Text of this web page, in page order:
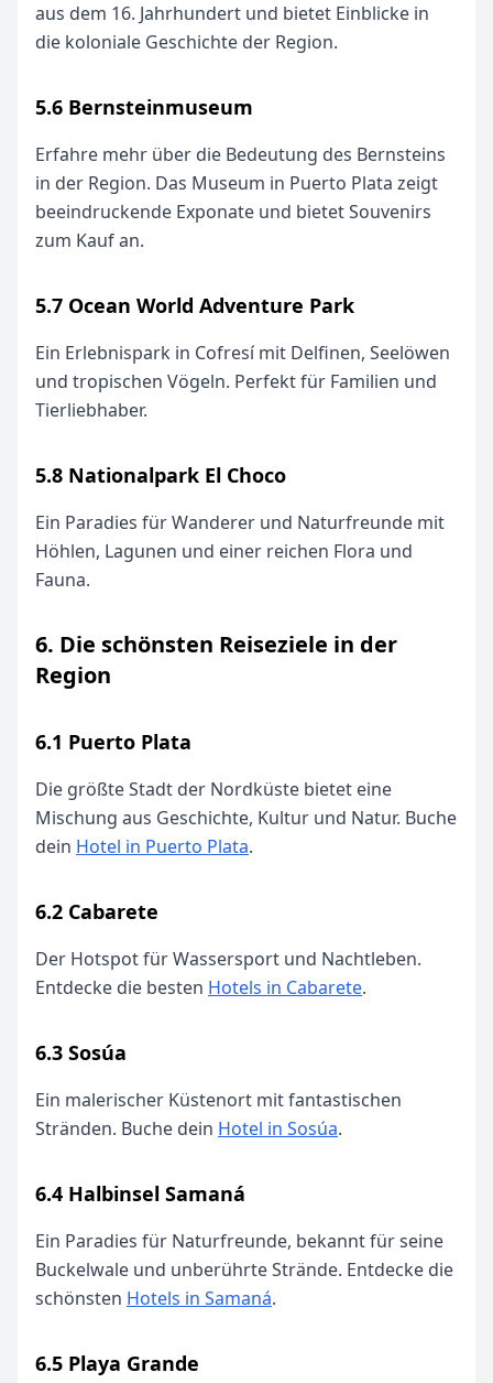
aus dem 16. Jahrhundert und bietet Einblicke in
die koloniale Geschichte der Region.
5.6 Bernsteinmuseum
Erfahre mehr über die Bedeutung des Bernsteins
in der Region. Das Museum in Puerto Plata zeigt
beeindruckende Exponate und bietet Souvenirs
zum Kauf an.
5.7 Ocean World Adventure Park
Ein Erlebnispark in Cofresí mit Delfinen, Seelöwen
und tropischen Vögeln. Perfekt für Familien und
Tierliebhaber.
5.8 Nationalpark El Choco
Ein Paradies für Wanderer und Naturfreunde mit
Höhlen, Lagunen und einer reichen Flora und
Fauna.
6. Die schönsten Reiseziele in der
Region
6.1 Puerto Plata
Die größte Stadt der Nordküste bietet eine
Mischung aus Geschichte, Kultur und Natur. Buche
dein Hotel in Puerto Plata.
6.2 Cabarete
Der Hotspot für Wassersport und Nachtleben.
Entdecke die besten Hotels in Cabarete.
6.3 Sosúa
Ein malerischer Küstenort mit fantastischen
Stränden. Buche dein Hotel in Sosúa.
6.4 Halbinsel Samaná
Ein Paradies für Naturfreunde, bekannt für seine
Buckelwale und unberührte Strände. Entdecke die
schönsten Hotels in Samaná.
6.5 Playa Grande